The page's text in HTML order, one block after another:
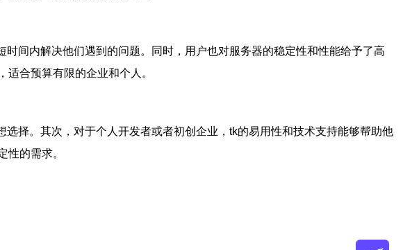
间内解决他们遇到的问题。同时，用户也对服务器的稳定性和性能给予了高
合预算有限的企业和个人。
择。其次，对于个人开发者或者初创企业，tk的易用性和技术支持能够帮助他
的需求。